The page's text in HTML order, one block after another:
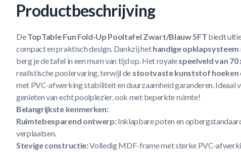
Productbeschrijving
DeTopTable Fun Fold-Up Pooltafel Zwart/Blauw 5FT biedt
compact en praktisch design. Dankzij hethandige opklapsysteem
berg je de tafel in een mum van tijd op. Het royalespeelveld van 70
realistische poolervaring, terwijl de stootvaste kunststof hoeken
met PVC-afwerking stabiliteit en duurzaamheid garanderen. Ideaal
genieten van echt poolplezier, ook met beperkte ruimte!
Belangrijkste kenmerken:
Ruimtebesparend ontwerp:Inklapbare poten en
verplaatsen.
Stevige constructie:Volledig MDF-frame met sterke PVC-